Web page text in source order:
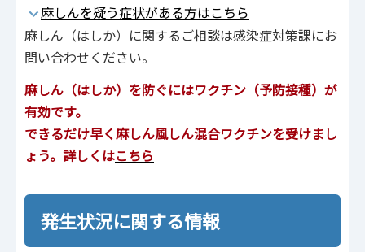
麻しんを疑う症状がある方はこちら
麻しん（はしか）に関するご相談は感染症対策課にお
問い合わせください。
麻しん（はしか）を防ぐにはワクチン（予防接種）が
有効です。
できるだけ早く麻しん風しん混合ワクチンを受けまし
ょう。詳しくはこちら
発生状況に関する情報